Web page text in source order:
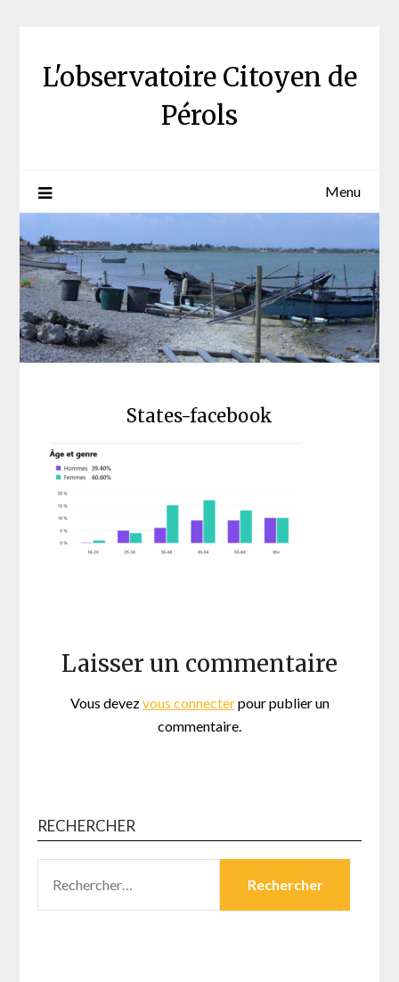
L'observatoire Citoyen de
Pérols
Menu
States-facebook
Laisser un commentaire
Vous devezvous connecterpour publier un
commentaire.
RECHERCHER